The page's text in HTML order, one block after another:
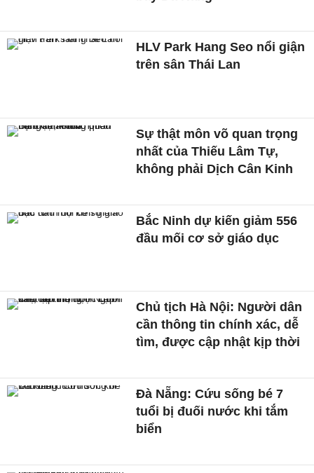
HLV Park Hang Seo nổi giận
trên sân Thái Lan
Sự thật môn võ quan trọng
nhất của Thiếu Lâm Tự,
không phải Dịch Cân Kinh
Bắc Ninh dự kiến giảm 556
đầu mối cơ sở giáo dục
Chủ tịch Hà Nội: Người dân
cần thông tin chính xác, dễ
tìm, được cập nhật kịp thời
Đà Nẵng: Cứu sống bé 7
tuổi bị đuối nước khi tắm
biển